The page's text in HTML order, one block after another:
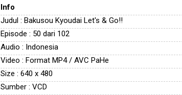
Info
Judul : Bakusou Kyoudai Let's & Go!!
Episode : 50 dari 102
Audio : Indonesia
Video : Format MP4 / AVC PaHe
Size : 640 x 480
Sumber : VCD